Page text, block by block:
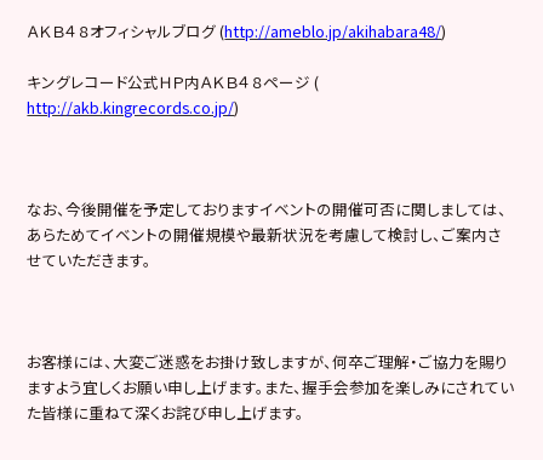
ＡＫＢ４８オフィシャルブログ (http://ameblo.jp/akihabara48/)
キングレコード公式ＨＰ内ＡＫＢ４８ページ (
http://akb.kingrecords.co.jp/)
なお、今後開催を予定しておりますイベントの開催可否に関しましては、
あらためてイベントの開催規模や最新状況を考慮して検討し、ご案内さ
せていただきます。
お客様には、大変ご迷惑をお掛け致しますが、何卒ご理解・ご協力を賜り
ますよう宜しくお願い申し上げます。また、握手会参加を楽しみにされてい
た皆様に重ねて深くお詫び申し上げます。